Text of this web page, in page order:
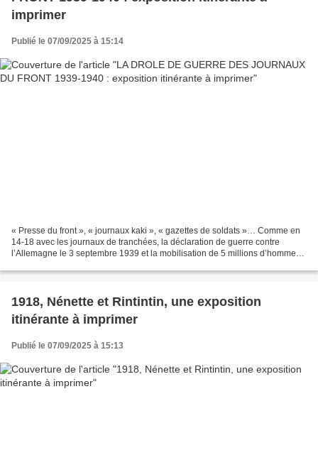
imprimer
Publié le 07/09/2025 à 15:14
« Presse du front », « journaux kaki », « gazettes de soldats »… Comme en
14-18 avec les journaux de tranchées, la déclaration de guerre contre
l’Allemagne le 3 septembre 1939 et la mobilisation de 5 millions d’hommes
1918, Nénette et Rintintin, une exposition
itinérante à imprimer
Publié le 07/09/2025 à 15:13